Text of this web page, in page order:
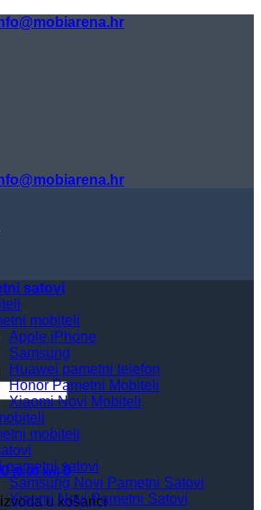
(0.00 kn) 0
u košarici
satovi
mobiteli
Apple iPhone
Samsung
Huawei pametni telefon
Honor Pametni Mobiteli
Xiaomi Novi Mobiteli
mobiteli
pametni satovi
Samsung Novi Pametni Satovi
Xiaomi Novi Pametni Satovi